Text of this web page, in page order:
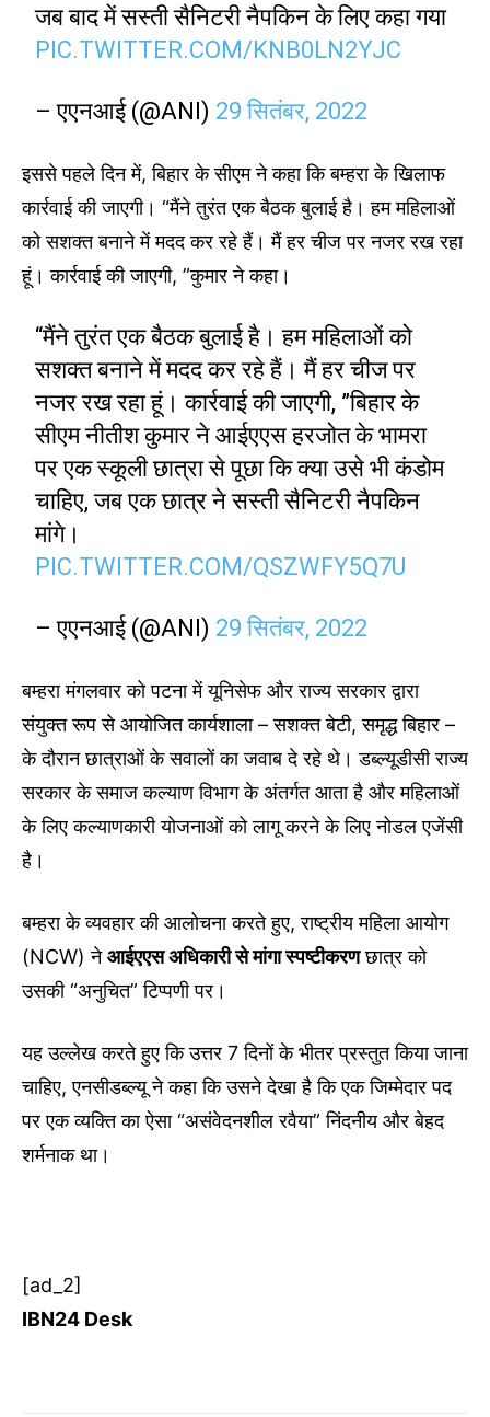
जब बाद में सस्ती सैनिटरी नैपकिन के लिए कहा गया
PIC.TWITTER.COM/KNB0LN2YJC
– एएनआई (@ANI) 29 सितंबर, 2022
इससे पहले दिन में, बिहार के सीएम ने कहा कि बम्हरा के खिलाफ
कार्रवाई की जाएगी। “मैंने तुरंत एक बैठक बुलाई है। हम महिलाओं
को सशक्त बनाने में मदद कर रहे हैं। मैं हर चीज पर नजर रख रहा
हूं। कार्रवाई की जाएगी, ”कुमार ने कहा।
“मैंने तुरंत एक बैठक बुलाई है। हम महिलाओं को
सशक्त बनाने में मदद कर रहे हैं। मैं हर चीज पर
नजर रख रहा हूं। कार्रवाई की जाएगी, ”बिहार के
सीएम नीतीश कुमार ने आईएएस हरजोत के भामरा
पर एक स्कूली छात्रा से पूछा कि क्या उसे भी कंडोम
चाहिए, जब एक छात्र ने सस्ती सैनिटरी नैपकिन
मांगे।
PIC.TWITTER.COM/QSZWFY5Q7U
– एएनआई (@ANI) 29 सितंबर, 2022
बम्हरा मंगलवार को पटना में यूनिसेफ और राज्य सरकार द्वारा
संयुक्त रूप से आयोजित कार्यशाला – सशक्त बेटी, समृद्ध बिहार –
के दौरान छात्राओं के सवालों का जवाब दे रहे थे। डब्ल्यूडीसी राज्य
सरकार के समाज कल्याण विभाग के अंतर्गत आता है और महिलाओं
के लिए कल्याणकारी योजनाओं को लागू करने के लिए नोडल एजेंसी
है।
बम्हरा के व्यवहार की आलोचना करते हुए, राष्ट्रीय महिला आयोग
(NCW) नेआईएएस अधिकारी से मांगा स्पष्टीकरणछात्र को
उसकी “अनुचित” टिप्पणी पर।
यह उल्लेख करते हुए कि उत्तर 7 दिनों के भीतर प्रस्तुत किया जाना
चाहिए, एनसीडब्ल्यू ने कहा कि उसने देखा है कि एक जिम्मेदार पद
पर एक व्यक्ति का ऐसा “असंवेदनशील रवैया” निंदनीय और बेहद
शर्मनाक था।
[ad_2]
IBN24 Desk